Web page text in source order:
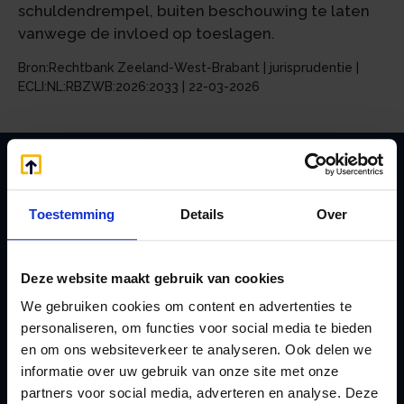
Toestemming Details Over
Deze website maakt gebruik van cookies
We gebruiken cookies om content en advertenties te
personaliseren, om functies voor social media te bieden
en om ons websiteverkeer te analyseren. Ook delen we
informatie over uw gebruik van onze site met onze
partners voor social media, adverteren en analyse. Deze
schuldendrempel, buiten beschouwing te laten
vanwege de invloed op toeslagen.
Bron:Rechtbank Zeeland-West-Brabant | jurisprudentie |
ECLI:NL:RBZWB:2026:2033 | 22-03-2026
Zoeken
Afkoop Stamrecht
Belastingdienst
L
Lenen van de BV
Lijfrente BV